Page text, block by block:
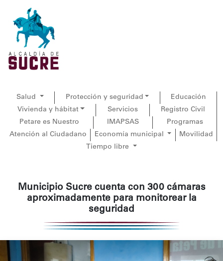
Salud Protección y seguridad
Educación
Vivienda y hábitat
Servicios
Registro Civil
Petare es Nuestro
IMAPSAS
Programas
Atención al Ciudadano
Economía municipal
Movilidad
Tiempo libre
Municipio Sucre cuenta con 300 cámaras
aproximadamente para monitorear la
seguridad